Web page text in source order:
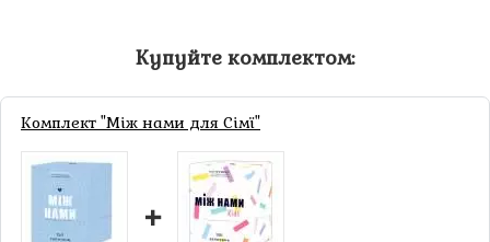
Купуйте комплектом:
Комплект "Між нами для Сімї"
+